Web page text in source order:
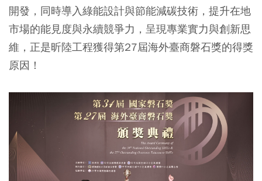
開發，同時導入綠能設計與節能減碳技術，提升在地
市場的能見度與永續競爭力，呈現專業實力與創新思
維，正是昕陸工程獲得第27屆海外臺商磐石獎的得獎
原因！